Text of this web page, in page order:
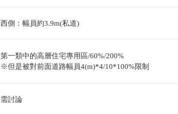
西側：幅員約3.9m(私道)
第一類中的高層住宅專用區/60%/200%
※但是被對前面道路幅員4(m)*4/10*100%限制
需討論